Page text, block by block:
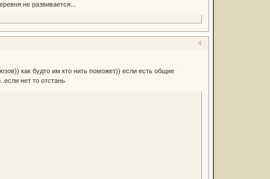
не развивается...
4
как будто им кто нить поможет)) если есть общие
нет то отстань